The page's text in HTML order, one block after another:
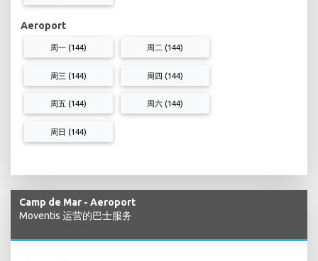
Aeroport
周一 (144) 周二 (144)
周三 (144) 周四 (144)
周五 (144) 周六 (144)
周日 (144)
Camp de Mar - Aeroport
Moventis 运营的巴士服务